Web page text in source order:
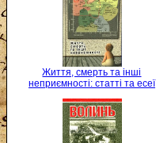
Життя, смерть та інші
неприємності: статті та есеї